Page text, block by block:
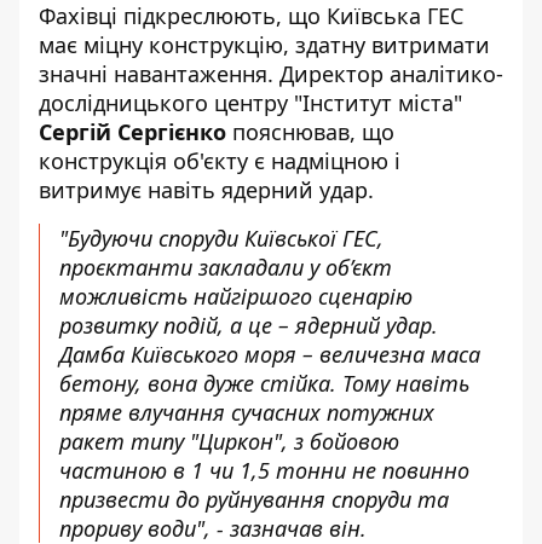
Фахівці підкреслюють, що Київська ГЕС
має міцну конструкцію, здатну витримати
значні навантаження. Директор аналітико-
дослідницького центру "Інститут міста"
Сергій Сергієнко пояснював, що
конструкція об'єкту є надміцною і
витримує навіть ядерний удар.
"Будуючи споруди Київської ГЕС,
проєктанти закладали у об’єкт
можливість найгіршого сценарію
розвитку подій, а це – ядерний удар.
Дамба Київського моря – величезна маса
бетону, вона дуже стійка. Тому навіть
пряме влучання сучасних потужних
ракет типу "Циркон", з бойовою
частиною в 1 чи 1,5 тонни не повинно
призвести до руйнування споруди та
прориву води", - зазначав він.